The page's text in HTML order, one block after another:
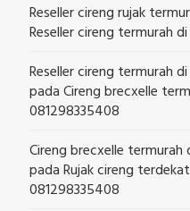
Reseller cireng rujak
Reseller cireng termurah
Reseller cireng termurah
padaCireng brecxelle
081298335408
Cireng brecxelle
padaRujak cireng
081298335408